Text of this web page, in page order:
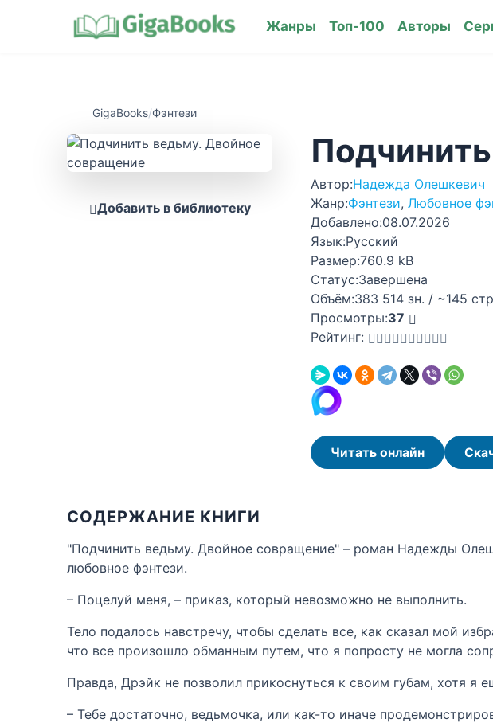
Жанры Топ-100 Авторы
GigaBooks/Фэнтези
Добавить в библиотеку
Автор:Надежда Олешкевич
Жанр:Фэнтези, Любовное
Добавлено:08.07.2026
Язык:Русский
Размер:760.9 kB
Статус:Завершена
Объём:383 514 зн. / ~145
Просмотры:37
Рейтинг:
Читать онлайн
СОДЕРЖАНИЕ КНИГИ
"Подчинить ведьму. Двойное совращение" – роман Надежды
любовное фэнтези.
– Поцелуй меня, – приказ, который невозможно не выполнить.
Тело подалось навстречу, чтобы сделать все, как сказал мой
что все произошло обманным путем, что я попросту не могла
Правда, Дрэйк не позволил прикоснуться к своим губам, хотя я
– Тебе достаточно, ведьмочка, или как-то иначе